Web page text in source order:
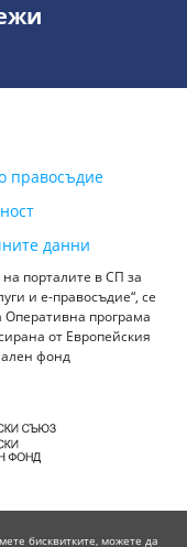
правосъдие
данни
порталите в СП за
и е-правосъдие“, се
програма
от Европейския
фонд
бисквитките, можете да